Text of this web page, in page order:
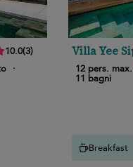
10.0(3)
·
Villa Yee
12 pers. max.
11 bagni
Breakfast